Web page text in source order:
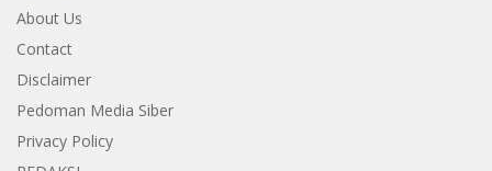
About Us
Contact
Disclaimer
Pedoman Media Siber
Privacy Policy